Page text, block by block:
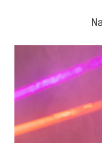
KULTURA &